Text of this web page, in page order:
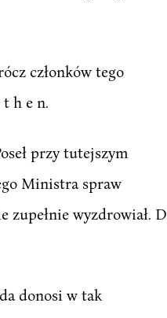
członków tego
h e n.
przy tutejszym
Ministra spraw
zupełnie wyzdrowiał. D
donosi w tak